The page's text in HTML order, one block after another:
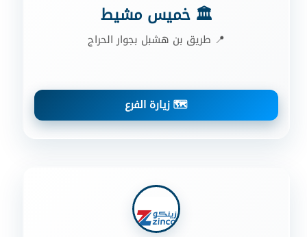
🏛️ خميس مشيط
📍 طريق بن هشبل بجوار الحراج
🗺️ زيارة الفرع